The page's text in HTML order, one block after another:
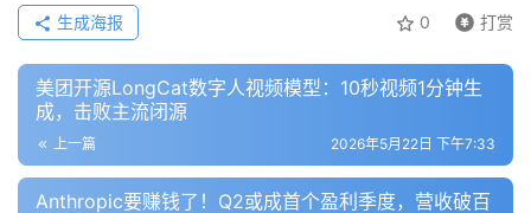
框
架
报
告
0 打赏
生成海报
美团开源LongCat数字人视频模型：10秒视频1分钟生
成，击败主流闭源
上一篇 2026年5月22日 下午7:33
Anthropic要赚钱了！Q2或成首个盈利季度，营收破百